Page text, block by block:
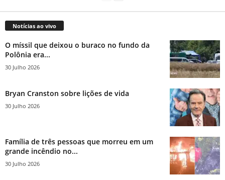
Notícias ao vivo
O míssil que deixou o buraco no fundo da
Polônia era...
30 Julho 2026
Bryan Cranston sobre lições de vida
30 Julho 2026
Família de três pessoas que morreu em um
grande incêndio no...
30 Julho 2026